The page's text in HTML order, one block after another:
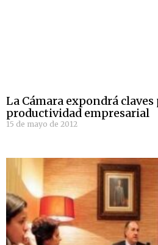
La Cámara expondrá
productividad empresarial
15 de mayo de 2012